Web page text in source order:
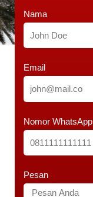
Nama
Email
Nomor WhatsApp
Pesan